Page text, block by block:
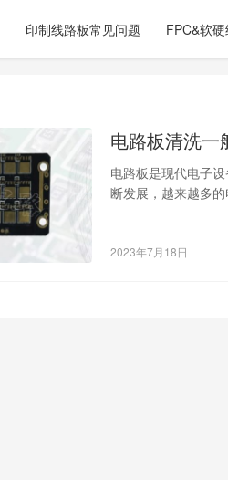
印制线路板常见问题 FPC&软
电路板清洗一
电路板是现代电子
断发展，越来越多
2023年7月18日